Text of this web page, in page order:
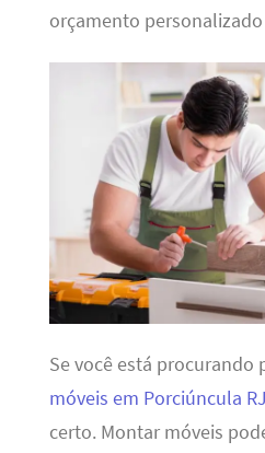
orçamento
Se você está procurando
móveis em Porciúncula RJ
certo. Montar móveis